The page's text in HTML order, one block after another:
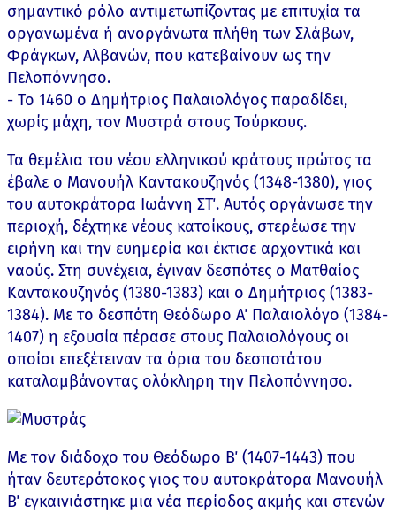
σημαντικό ρόλο αντιμετωπίζοντας με επιτυχία τα
οργανωμένα ή ανοργάνωτα πλήθη των Σλάβων,
Φράγκων, Αλβανών, που κατεβαίνουν ως την
Πελοπόννησο.
- Το 1460 ο Δημήτριος Παλαιολόγος παραδίδει,
χωρίς μάχη, τον Μυστρά στους Τούρκους.
Τα θεμέλια του νέου ελληνικού κράτους πρώτος τα
έβαλε ο Μανουήλ Καντακουζηνός (1348-1380), γιος
του αυτοκράτορα Ιωάννη ΣΤ΄. Αυτός οργάνωσε την
περιοχή, δέχτηκε νέους κατοίκους, στερέωσε την
ειρήνη και την ευημερία και έκτισε αρχοντικά και
ναούς. Στη συνέχεια, έγιναν δεσπότες ο Ματθαίος
Καντακουζηνός (1380-1383) και ο Δημήτριος (1383-
1384). Με το δεσπότη Θεόδωρο Α΄ Παλαιολόγο (1384-
1407) η εξουσία πέρασε στους Παλαιολόγους οι
οποίοι επεξέτειναν τα όρια του δεσποτάτου
καταλαμβάνοντας ολόκληρη την Πελοπόννησο.
Με τον διάδοχο του Θεόδωρο Β΄ (1407-1443) που
ήταν δευτερότοκος γιος του αυτοκράτορα Μανουήλ
Β΄ εγκαινιάστηκε μια νέα περίοδος ακμής και στενών